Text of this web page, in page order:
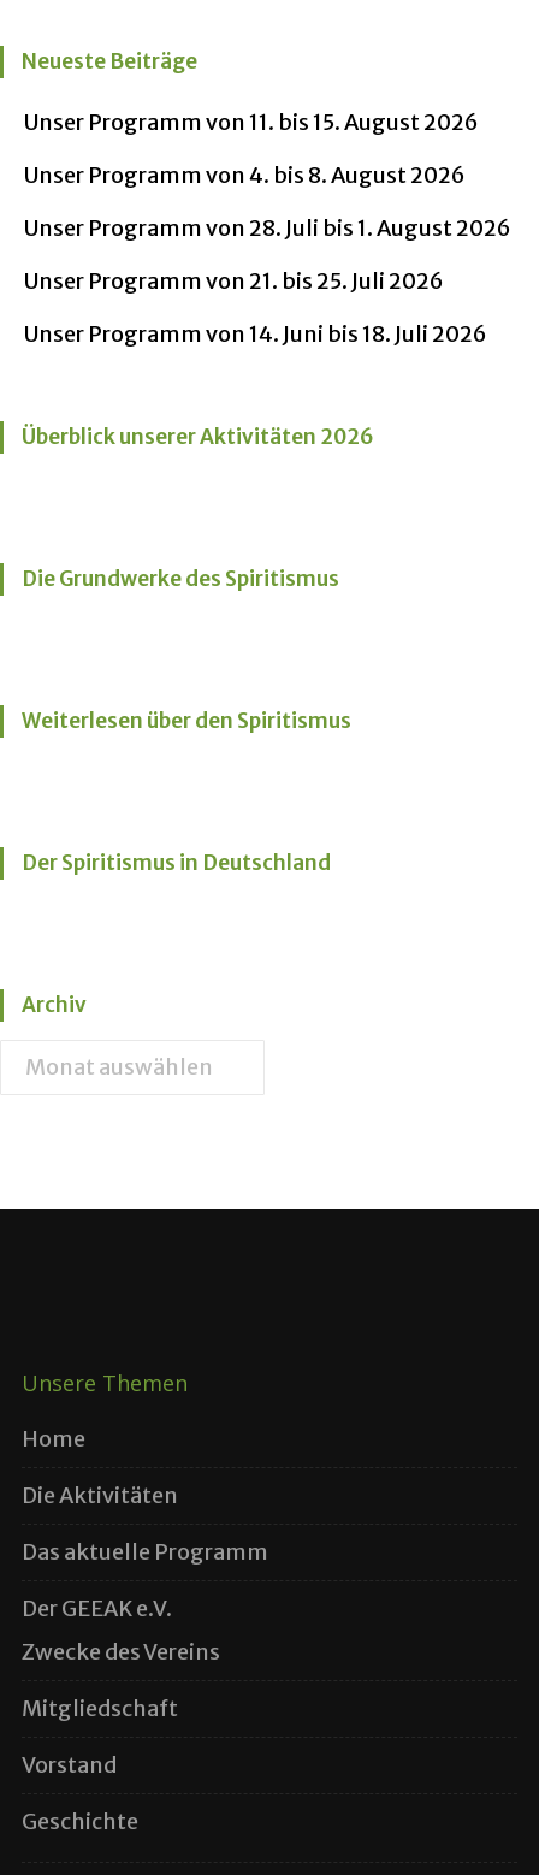
Neueste Beiträge
Unser Programm von 11. bis 15. August 2026
Unser Programm von 4. bis 8. August 2026
Unser Programm von 28. Juli bis 1. August 2026
Unser Programm von 21. bis 25. Juli 2026
Unser Programm von 14. Juni bis 18. Juli 2026
Überblick unserer Aktivitäten 2026
Die Grundwerke des Spiritismus
Weiterlesen über den Spiritismus
Der Spiritismus in Deutschland
Archiv
Unsere Themen
Home
Die Aktivitäten
Das aktuelle Programm
Der GEEAK e.V.
Zwecke des Vereins
Mitgliedschaft
Vorstand
Geschichte